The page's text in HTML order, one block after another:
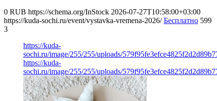
0 RUB https://schema.org/InStock 2026-07-27T10:58:00+03:00
https://kuda-sochi.ru/event/vystavka-vremena-2026/ Бесплатно 599
3
https://kuda-
sochi.ru/image/255/255/uploads/
https://kuda-
sochi.ru/image/255/255/uploads/